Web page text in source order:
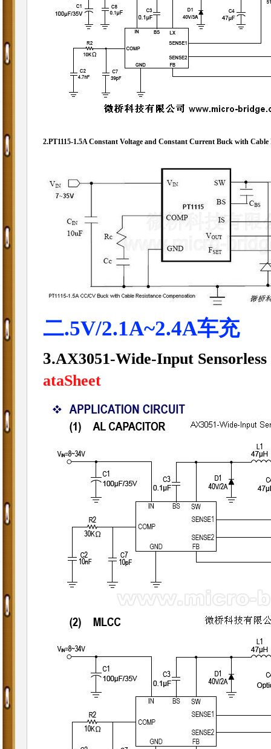
2.PT1115-1.5A Constant Voltage and Constant Current Buck with Cable
二.5V/2.1A~2.4A车充
3.AX3051-Wide-Input
ataSheet